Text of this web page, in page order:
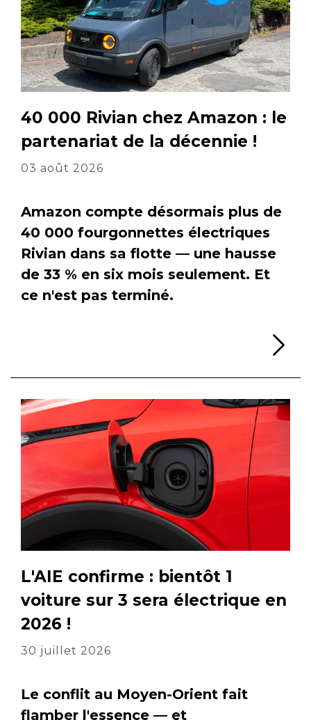
40 000 Rivian chez Amazon : le
partenariat de la décennie !
03 août 2026
Amazon compte désormais plus de
40 000 fourgonnettes électriques
Rivian dans sa flotte — une hausse
de 33 % en six mois seulement. Et
ce n'est pas terminé.
L'AIE confirme : bientôt 1
voiture sur 3 sera électrique en
2026 !
30 juillet 2026
Le conflit au Moyen-Orient fait
flamber l'essence — et